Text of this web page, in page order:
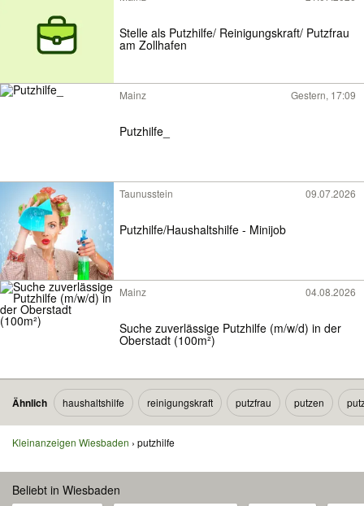
Stelle als Putzhilfe/ Reinigungskraft/ Putzfrau
am Zollhafen
Mainz Gestern, 17:09
Putzhilfe_
Taunusstein 09.07.2026
Putzhilfe/Haushaltshilfe - Minijob
Mainz 04.08.2026
Suche zuverlässige Putzhilfe (m/w/d) in der
Oberstadt (100m²)
Ähnlich haushaltshilfe reinigungskraft putzfrau putzen
Kleinanzeigen Wiesbaden putzhilfe
Beliebt in Wiesbaden